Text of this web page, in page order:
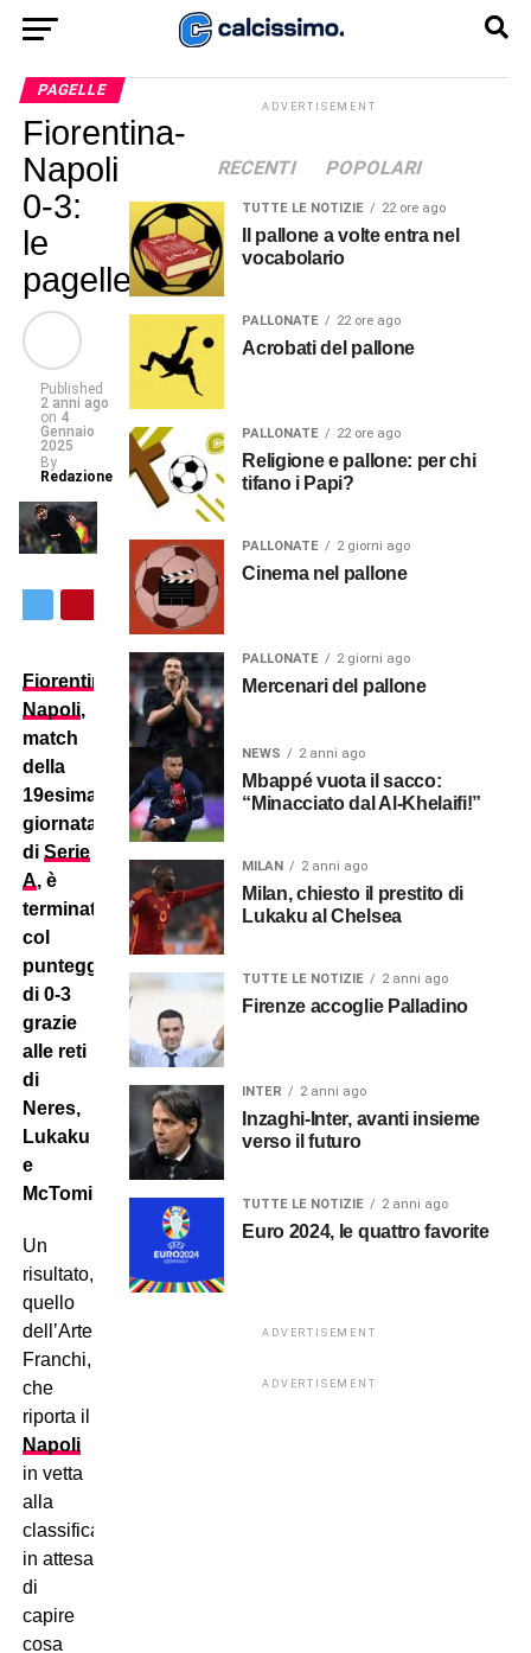
PAGELLE
Fiorentina-
Napoli
0-3:
le
pagelle
Published
2 anni ago
on 4
Gennaio
2025
By
Redazione
Fiorentina
Napoli,
match
della
19esima
giornata
di Serie
A, è
terminato
col
punteggio
di 0-3
grazie
alle reti
di
Neres,
Lukaku
e
McTominay.
Un
risultato,
quello
dell’Artemio
Franchi,
che
riporta il
Napoli
in vetta
alla
classifica:
in attesa
di
capire
cosa
ADVERTISEMENT
RECENTI POPOLARI
TUTTE LE NOTIZIE 22 ore ago
Il pallone a volte entra nel
vocabolario
PALLONATE 22 ore ago
Acrobati del pallone
PALLONATE 22 ore ago
Religione e pallone: per chi
tifano i Papi?
PALLONATE 2 giorni ago
Cinema nel pallone
PALLONATE 2 giorni ago
Mercenari del pallone
NEWS 2 anni ago
Mbappé vuota il sacco:
“Minacciato dal Al-Khelaifi!”
MILAN 2 anni ago
Milan, chiesto il prestito di
Lukaku al Chelsea
TUTTE LE NOTIZIE 2 anni ago
Firenze accoglie Palladino
INTER 2 anni ago
Inzaghi-Inter, avanti insieme
verso il futuro
TUTTE LE NOTIZIE 2 anni ago
Euro 2024, le quattro favorite
ADVERTISEMENT
ADVERTISEMENT